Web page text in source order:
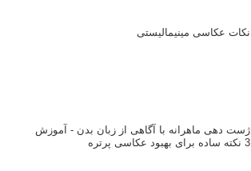
نکات عکاسی مینیمالیستی
ژست دهی ماهرانه با آگاهی از زبان بدن - آموزش
3 نکته ساده برای بهبود عکاسی پرتره